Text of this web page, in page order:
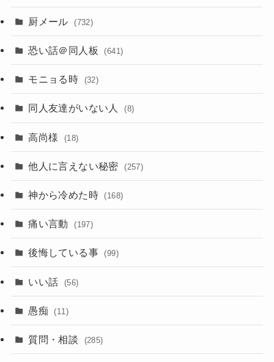
厨メール (732)
恐い話＠同人板 (641)
モニョる時 (32)
同人友達がいない人 (8)
高尚様 (18)
他人に言えない秘密 (257)
神から冷めた時 (168)
痛い言動 (197)
後悔している事 (99)
いい話 (56)
愚痴 (11)
質問・相談 (285)